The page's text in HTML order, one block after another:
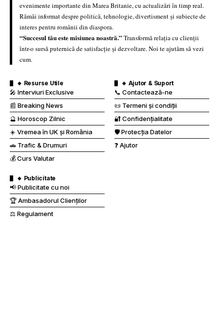
evenimente importante din Marea Britanie, cu actualizări în timp real.
Rămâi informat despre politică, tehnologie, divertisment și subiecte de
interes pentru românii din diaspora.
“Succesul tău este misiunea noastră.” Transformă relația cu clienții
într-o sursă puternică de satisfacție și dezvoltare. Noi te ajutăm să vezi
cum.
🔹 Resurse Utile
🎤 Interviuri Exclusive
📰 Breaking News
🔮 Horoscop Zilnic
☀️ Vremea în UK și România
🚗 Trafic & Drumuri
💰 Curs Valutar
🔹 Ajutor & Suport
📞 Contactează-ne
📜 Termeni și condiții
🔐 Confidențialitate
🛡️ Protecția Datelor
❓ Ajutor
🔹 Publicitate
📢 Publicitate cu noi
🏆 Ambasadorul Clienților
⚖️ Regulament